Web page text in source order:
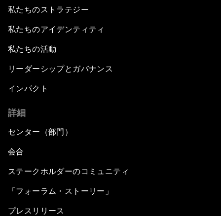
私たちのストラテジー
私たちのアイデンティティ
私たちの活動
リーダーシップとガバナンス
インパクト
詳細
センター（部門）
会合
ステークホルダーのコミュニティ
「フォーラム・ストーリー」
プレスリリース